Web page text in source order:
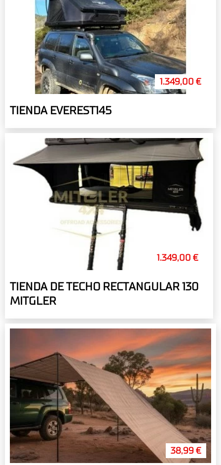
1.349,00 €
TIENDA EVEREST145
1.349,00 €
TIENDA DE TECHO RECTANGULAR 130
MITGLER
38,99 €